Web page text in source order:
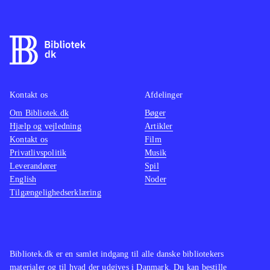
føler sig godt underholdt undervejs.
Et sikkert indkøb til spilhylden
Bibliotek.dk er en samlet indgang til alle danske bibliotekers
materialer og til hvad der udgives i Danmark. Du kan bestille
Kontakt os
Om Bibliotek.dk
Hjælp og vejledning
Kontakt os
Privatlivspolitik
Leverandører
English
Tilgængelighedserklæring
Afdelinger
Bøger
Artikler
Film
Musik
Spil
Noder